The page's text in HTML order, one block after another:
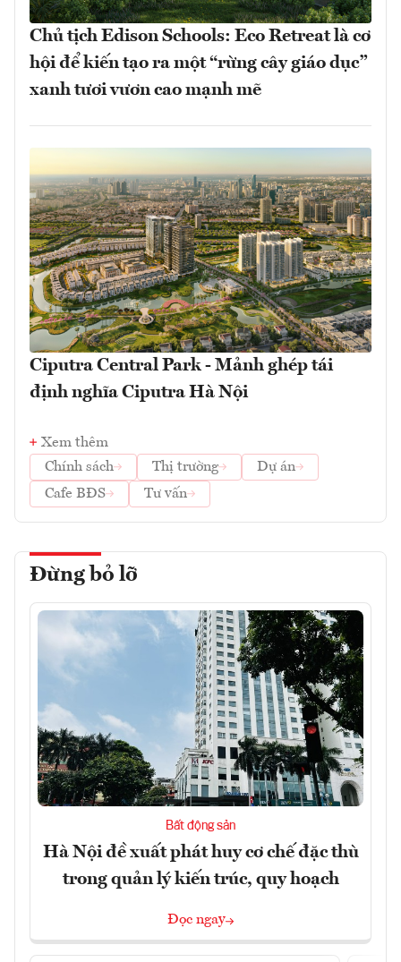
Chủ tịch Edison Schools: Eco Retreat là cơ
hội để kiến tạo ra một “rừng cây giáo dục”
xanh tươi vươn cao mạnh mẽ
Ciputra Central Park - Mảnh ghép tái
định nghĩa Ciputra Hà Nội
Xem thêm
Chính sách
Thị trường
Dự án
Cafe BĐS
Tư vấn
Đừng bỏ lỡ
Bất động sản
Hà Nội đề xuất phát huy cơ chế đặc thù
trong quản lý kiến trúc, quy hoạch
Đọc ngay